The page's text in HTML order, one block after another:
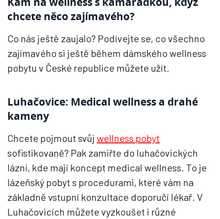
chcete něco zajímavého?
Co nás ještě zaujalo? Podívejte se, co všechno
zajímavého si ještě během dámského wellness
pobytu v České republice můžete užít.
Luhačovice: Medical wellness a drahé
kameny
Chcete pojmout svůj wellness pobyt
sofistikovaně? Pak zamiřte do luhačovických
lázní, kde mají koncept medical wellness. To je
lázeňský pobyt s procedurami, které vám na
základně vstupní konzultace doporučí lékař. V
Luhačovicích můžete vyzkoušet i různé